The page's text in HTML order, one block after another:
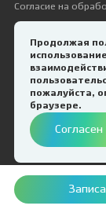
Продолжая
использование
пожалуйста,
браузере.
Согласен
Согласие на
Дентал-Сервис
Материалы сайта
любое их
запрещено в
включая цены,
публичной
сайте, размещены
Дизайн и